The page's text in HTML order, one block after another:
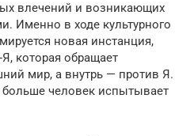
влечений и возникающих
Именно в ходе культурного
новая инстанция,
которая обращает
мир, а внутрь — против Я.
человек испытывает